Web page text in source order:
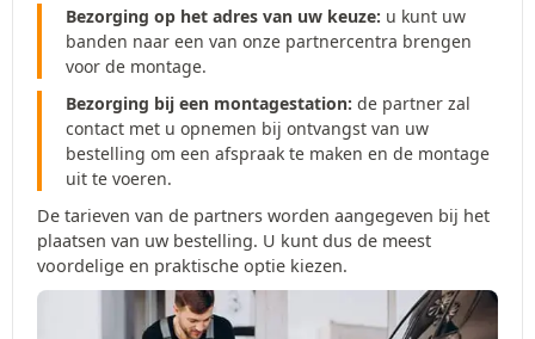
Bezorging op het adres van uw keuze: u kunt uw
banden naar een van onze partnercentra brengen
voor de montage.
Bezorging bij een montagestation: de partner zal
contact met u opnemen bij ontvangst van uw
bestelling om een afspraak te maken en de montage
uit te voeren.
De tarieven van de partners worden aangegeven bij het
plaatsen van uw bestelling. U kunt dus de meest
voordelige en praktische optie kiezen.